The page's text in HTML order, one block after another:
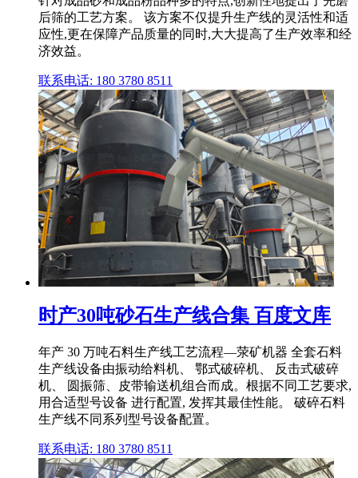
后筛的工艺方案。 该方案不仅提升生产线的灵活性和适
应性,更在保障产品质量的同时,大大提高了生产效率和经
济效益。
联系电话: 180 3780 8511
时产30吨砂石生产线合集 百度文库
年产 30 万吨石料生产线工艺流程—荥矿机器 全套石料
生产线设备由振动给料机、 鄂式破碎机、 反击式破碎
机、 圆振筛、皮带输送机组合而成。根据不同工艺要求,
用合适型号设备 进行配置, 发挥其最佳性能。 破碎石料
生产线不同系列型号设备配置。
联系电话: 180 3780 8511